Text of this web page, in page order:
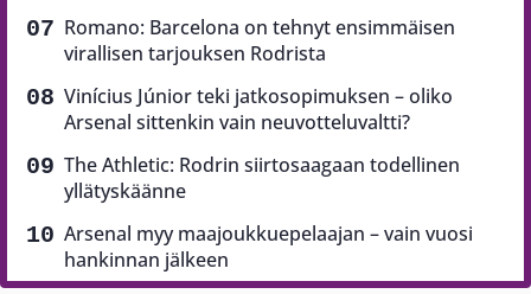
Romano: Barcelona on tehnyt ensimmäisen
virallisen tarjouksen Rodrista
Vinícius Júnior teki jatkosopimuksen – oliko
Arsenal sittenkin vain neuvotteluvaltti?
The Athletic: Rodrin siirtosaagaan todellinen
yllätyskäänne
Arsenal myy maajoukkuepelaajan – vain vuosi
hankinnan jälkeen